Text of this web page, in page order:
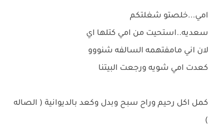
امي...خلصتو شغلتكم
سعديه..استحيت من امي كتلها اي
لان اني مامفتهمه السالفه شنووو
كعدت امي شويه ورجعت البيتنا
كمل اكل رحيم وراح سبح وبدل وكعد بالديوانية ( الصاله
)